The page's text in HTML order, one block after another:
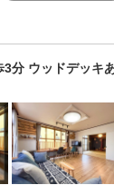
分 ウッドデッキ